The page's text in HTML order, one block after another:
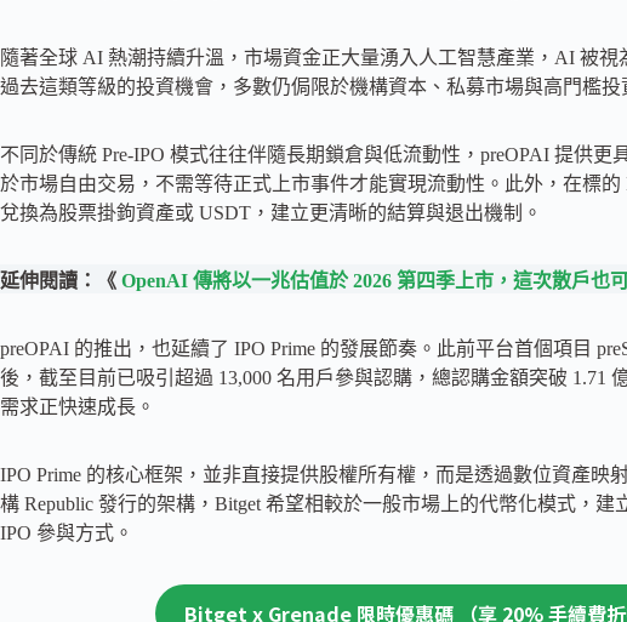
隨著全球 AI 熱潮持續升溫，市場資金正大量湧入人工智慧產業，AI 被視
過去這類等級的投資機會，多數仍侷限於機構資本、私募市場與高門檻投
不同於傳統 Pre-IPO 模式往往伴隨長期鎖倉與低流動性，preOPAI 提供
於市場自由交易，不需等待正式上市事件才能實現流動性。此外，在標
兌換為股票掛鉤資產或 USDT，建立更清晰的結算與退出機制。
延伸閱讀：《 OpenAI 傳將以一兆估值於 2026 第四季上市，這次散戶也
preOPAI 的推出，也延續了 IPO Prime 的發展節奏。此前平台首個項目
後，截至目前已吸引超過 13,000 名用戶參與認購，總認購金額突破 1.71
需求正快速成長。
IPO Prime 的核心框架，並非直接提供股權所有權，而是透過數位資產映
構 Republic 發行的架構，Bitget 希望相較於一般市場上的代幣化模式，
IPO 參與方式。
Bitget x Grenade 限時優惠碼 （享 20% 手續費折